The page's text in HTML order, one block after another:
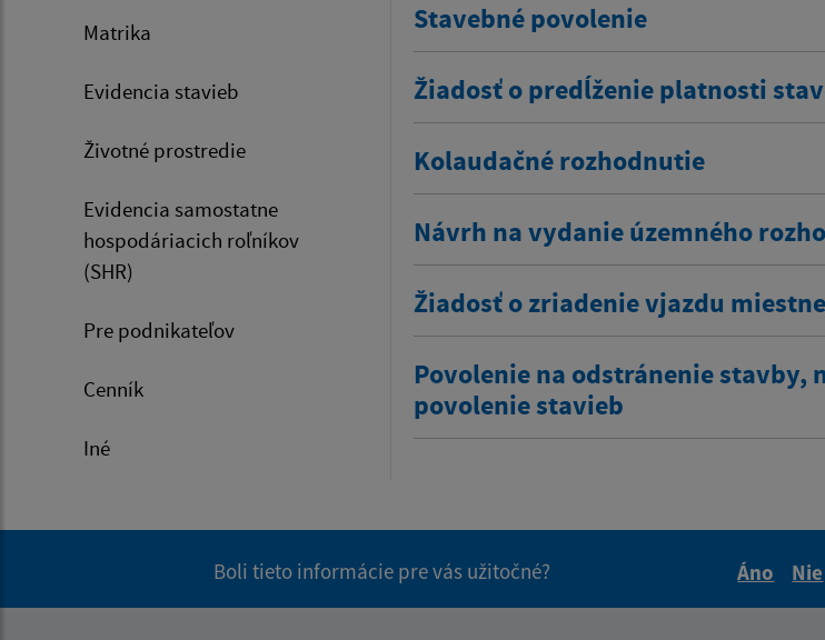
Matrika
Evidencia stavieb
Životné prostredie
Evidencia samostatne
hospodáriacich roľníkov
(SHR)
Pre podnikateľov
Cenník
Iné
Stavebné povolenie
Žiadosť o predĺženie platnosti
Kolaudačné rozhodnutie
Návrh na vydanie územného
Žiadosť o zriadenie vjazdu
Povolenie na odstránenie
povolenie stavieb
Boli tieto informácie pre vás užitočné?
Áno
Nie